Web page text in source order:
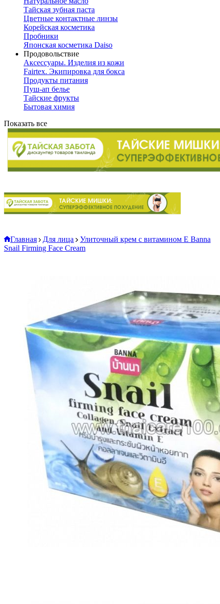
Тайская зубная паста
Цветные контактные линзы
Корейская косметика
Пробники
Японская косметика Daiso
Продовольствие
Аксессуары. Изделия из кожи
Fairtex. Экипировка для бокса
Продукты питания
Пуш-ап белье
Тайские фрукты
Бытовая химия
Показать все
Главная Для лица
Улиточный крем с витамином Е Banna
Snail Firming Face Cream